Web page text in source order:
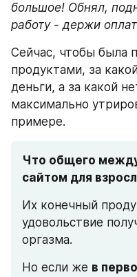
большое! Обнял,
работу - держи
Сейчас, чтобы была
продуктами, за
деньги, а за какой
максимально
примере.
Что общего
сайтом для
Их конечный
удовольствие
оргазма.
Но если же в